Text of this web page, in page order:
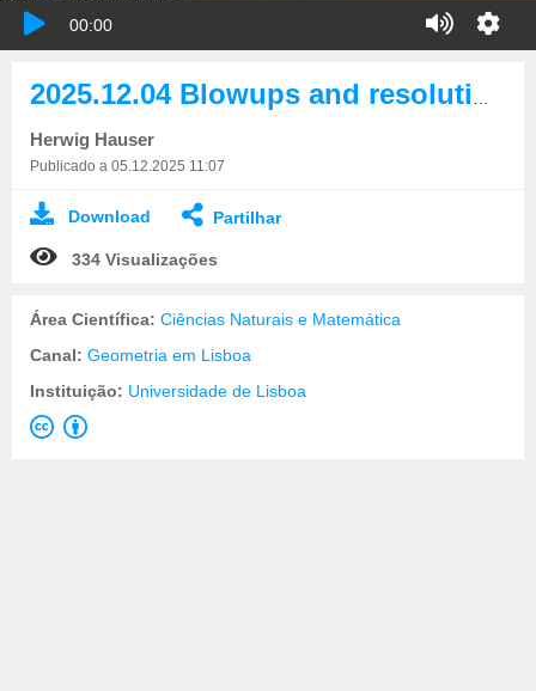
00:00
Herwig Hauser
Publicado a 05.12.2025 11:07
Download Partilhar
334 Visualizações
Área Científica: Ciências Naturais e Matemática
Canal: Geometria em Lisboa
Instituição: Universidade de Lisboa